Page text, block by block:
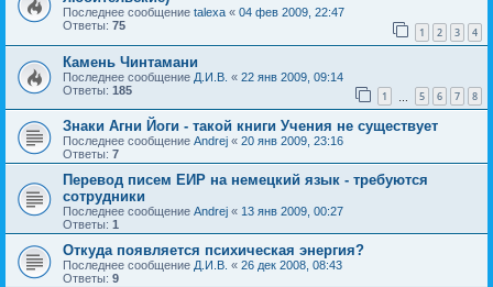
Последнее сообщение talexa « 04 фев 2009, 22:47
Ответы: 75 1 2 3 4
Камень Чинтамани
Последнее сообщение Д.И.В. « 22 янв 2009, 09:14
Ответы: 185 1 5 6 7 8
Знаки Агни Йоги - такой книги Учения не существует
Последнее сообщение Andrej « 20 янв 2009, 23:16
Ответы: 7
Перевод писем ЕИР на немецкий язык - требуются
сотрудники
Последнее сообщение Andrej « 13 янв 2009, 00:27
Ответы: 1
Откуда появляется психическая энергия?
Последнее сообщение Д.И.В. « 26 дек 2008, 08:43
Ответы: 9